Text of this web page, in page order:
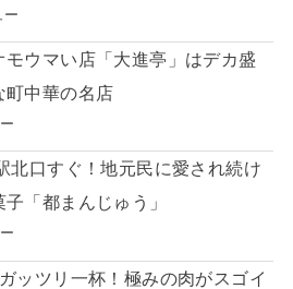
ー
モウマい店「大進亭」はデカ盛
町中華の名店
北口すぐ！地元民に愛され続け
「都まんじゅう」
ッツリ一杯！極みの肉がスゴイ